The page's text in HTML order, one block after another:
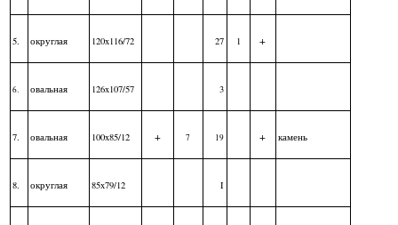
5. округлая 120x116/72 27 1 +
6. овальная 126x107/57 3
7. овальная 100x85/12 + 7 19 + камень
8. округлая 85x79/12 I